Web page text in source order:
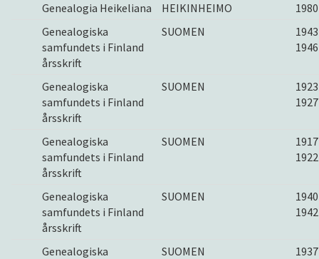
Genealogia Heikeliana HEIKINHEIMO
1980
Genealogiska
samfundets i Finland
årsskrift
SUOMEN
1946
Genealogiska
samfundets i Finland
årsskrift
SUOMEN
1927
Genealogiska
samfundets i Finland
årsskrift
SUOMEN
1922
Genealogiska
samfundets i Finland
årsskrift
SUOMEN
1942
Genealogiska
SUOMEN